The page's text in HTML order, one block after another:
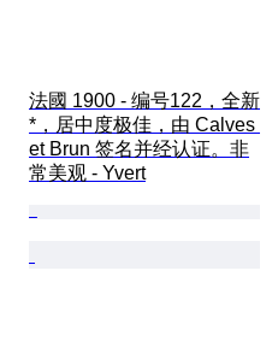
法國 1900 - 编号122，全新
*，居中度极佳，由 Calves
et Brun 签名并经认证。非
常美观 - Yvert